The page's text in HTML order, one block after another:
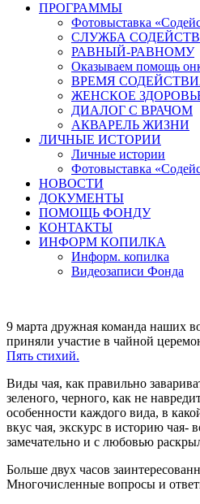
ПРОГРАММЫ
Фотовыставка
СЛУЖБА
РАВНЫЙ-РАВНОМУ
Оказываем помощь
ВРЕМЯ
ЖЕНСКОЕ
ДИАЛОГ С ВРАЧОМ
АКВАРЕЛЬ ЖИЗНИ
ЛИЧНЫЕ ИСТОРИИ
Личные истории
Фотовыставка
НОВОСТИ
ДОКУМЕНТЫ
ПОМОЩЬ ФОНДУ
КОНТАКТЫ
ИНФОРМ КОПИЛКА
Информ. копилка
Видеозаписи Фонда
9 марта дружная команда наших
приняли участие в чайной
Пять стихий.
Виды чая, как правильно
зеленого, черного, как не
особенности каждого вида, в
вкус чая, экскурс в историю чая-
замечательно и с любовью
Больше двух часов
Многочисленные вопросы и